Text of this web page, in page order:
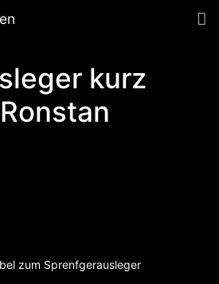
kurz
zum Sprenfgerausleger